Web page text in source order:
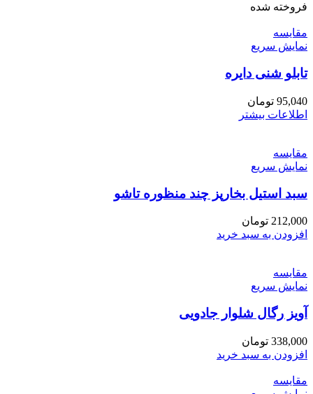
فروخته شده
مقايسه
نمایش سریع
تابلو شنی دایره
95,040 تومان
اطلاعات بیشتر
مقايسه
نمایش سریع
سبد استیل بخارپز چند منظوره تاشو
212,000 تومان
افزودن به سبد خرید
مقايسه
نمایش سریع
آویز رگال شلوار جادویی
338,000 تومان
افزودن به سبد خرید
مقايسه